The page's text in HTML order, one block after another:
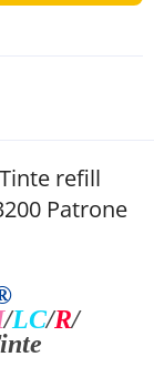
refill
Patrone
/LC/R/